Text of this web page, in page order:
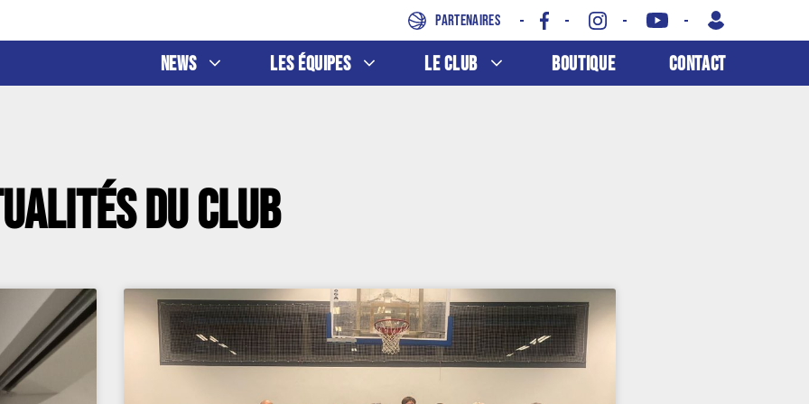
Partenaires
News Les Équipes Le Club Boutique Contact
du club